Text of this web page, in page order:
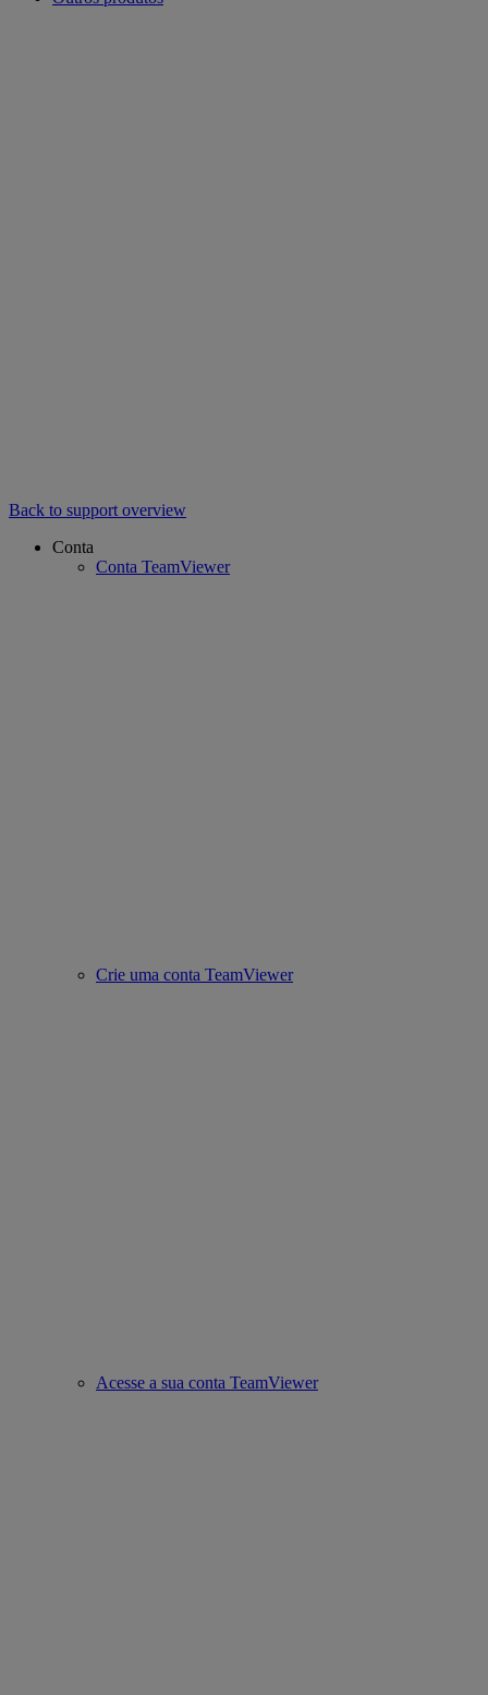
Back to support overview
Conta
Conta TeamViewer
Crie uma conta TeamViewer
Acesse a sua conta TeamViewer